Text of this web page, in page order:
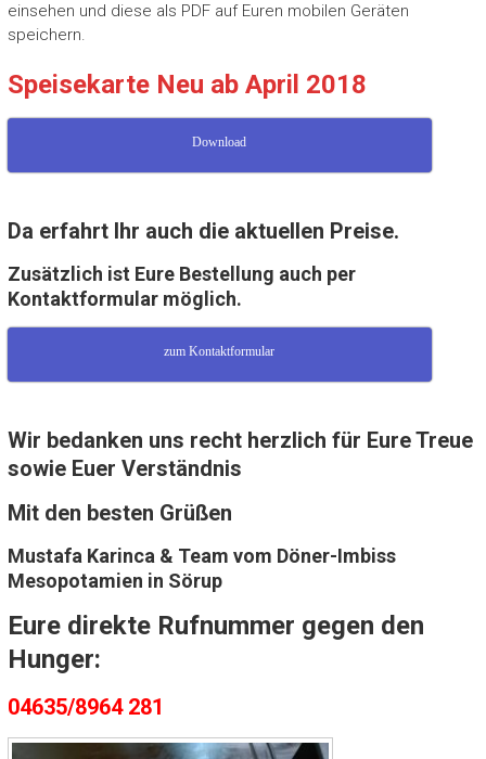
einsehen und diese als PDF auf Euren mobilen Geräten
speichern.
Speisekarte Neu ab April 2018
Download
Da erfahrt Ihr auch die aktuellen Preise.
Zusätzlich ist Eure Bestellung auch per
Kontaktformular möglich.
zum Kontaktformular
Wir bedanken uns recht herzlich für Eure Treue
sowie Euer Verständnis
Mit den besten Grüßen
Mustafa Karinca & Team vom Döner-Imbiss
Mesopotamien in Sörup
Eure direkte Rufnummer gegen den
Hunger:
04635/8964 281